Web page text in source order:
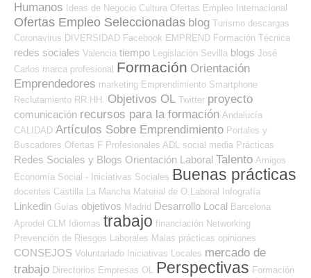
Humanos
Ideas de Negocio Cultura Ofertas Empleo Internacional
Ofertas Empleo Seleccionadas blog Turismo descargas
Coronavirus DIVERSIDAD Facebook EMPREND Formación Técnica
redes sociales Valencia tiempo Legislación Sevilla blogs José
Carlos marca profesional Formación Orientación
Emprendedores marketing Emprendimiento Smartphone
Reclutamiento RR.HH. Objetivos OL Twitter proyecto
comunicación recursos para la formación Andalucía
CALIDAD Artículos Sobre Emprendimiento Portales y
Buscadores Ofertas F Profesionales ADL social media Prácticas
Redes Sociales y Blogs Orientación Laboral Talento Amigos
Economía Social - Iniciativas Sociales Buenas prácticas
docentes Castilla La Mancha Material de O.Laboral Infografía
Linkedin Guías objetivos Madrid Desarrollo Local Barcelona
Aprodel CLM
Idiomas trabajo financiación Networking
Prevención de Riesgos Laborales Malas prácticas opiniones
CONSEJOS Voluntariado Iniciativas Locales mercado de
trabajo Directorios Empresas OL Perspectivas Formación